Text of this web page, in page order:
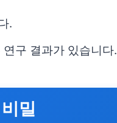
.
구 결과가 있습니다.
밀